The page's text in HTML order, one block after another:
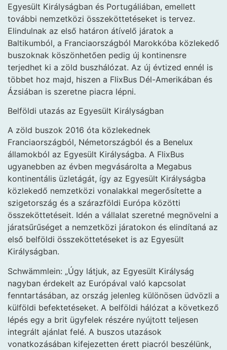
Egyesült Királyságban és Portugáliában, emellett
további nemzetközi összeköttetéseket is tervez.
Elindulnak az első határon átívelő járatok a
Baltikumból, a Franciaországból Marokkóba közlekedő
buszoknak köszönhetően pedig új kontinensre
terjedhet ki a zöld buszhálózat. Az új évtized ennél is
többet hoz majd, hiszen a FlixBus Dél-Amerikában és
Ázsiában is szeretne piacra lépni.
Belföldi utazás az Egyesült Királyságban
A zöld buszok 2016 óta közlekednek
Franciaországból, Németországból és a Benelux
államokból az Egyesült Királyságba. A FlixBus
ugyanebben az évben megvásárolta a Megabus
kontinentális üzletágát, így az Egyesült Királyságba
közlekedő nemzetközi vonalakkal megerősítette a
szigetország és a szárazföldi Európa közötti
összeköttetéseit. Idén a vállalat szeretné megnövelni a
járatsűrűséget a nemzetközi járatokon és elindítaná az
első belföldi összeköttetéseket is az Egyesült
Királyságban.
Schwämmlein: „Úgy látjuk, az Egyesült Királyság
nagyban érdekelt az Európával való kapcsolat
fenntartásában, az ország jelenleg különösen üdvözli a
külföldi befektetéseket. A belföldi hálózat a következő
lépés egy a brit ügyfelek részére nyújtott teljesen
integrált ajánlat felé. A buszos utazások
vonatkozásában kifejezetten érett piacról beszélünk,